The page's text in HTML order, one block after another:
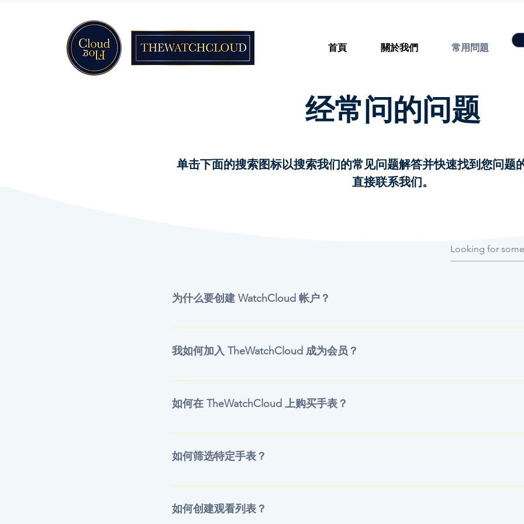
首頁 關於我們 常用問題
经常问的问题
单击下面的搜索图标以搜索我们的常见问题解答并快速找到您问题
直接联系我们。
为什么要创建 WatchCloud 帐户？
在 The WatchCloud 上注册让您更接近奢华手表的世界。与卖家快速安全地沟通，并
帐户，您可以快速高效地与卖家和买家聊天。 用户友好的界面 将有趣的列表添加到
WatchCloud 买卖手表。只需几个简单的步骤即可创建专业列表并将其发布到我们的
我如何加入 TheWatchCloud 成为会员？
要加入 TheWatchCloud，您需要先注册一个帐户并填写所有必需的个人信息。注册
享受 15 天的免费试用。如果您想延长会员资格并创建更多观看帖子，可以在 https 购
如何在 TheWatchCloud 上购买手表？
您可以通过我们的内置聊天信使点击“聊天”按钮直接联系卖家。然后，您和卖家可以
如何筛选特定手表？
您可以按品牌、参考号、经销商、日期、地点、年份、已售出、正在寻找和出售的方
如何创建观看列表？